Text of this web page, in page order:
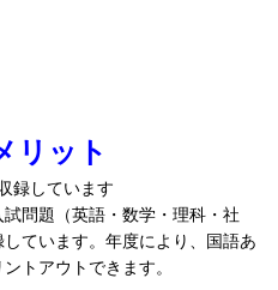
リット
録しています
問題（英語・数学・理科・社
ています。年度により、国語あ
トアウトできます。